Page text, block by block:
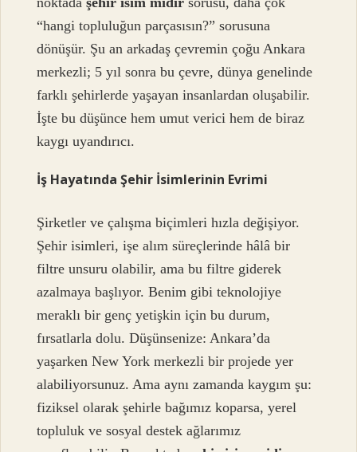
“hangi topluluğun parçasısın?” sorusuna
dönüşür. Şu an arkadaş çevremin çoğu Ankara
merkezli; 5 yıl sonra bu çevre, dünya genelinde
farklı şehirlerde yaşayan insanlardan oluşabilir.
İşte bu düşünce hem umut verici hem de biraz
kaygı uyandırıcı.
İş Hayatında Şehir İsimlerinin Evrimi
Şirketler ve çalışma biçimleri hızla değişiyor.
Şehir isimleri, işe alım süreçlerinde hâlâ bir
filtre unsuru olabilir, ama bu filtre giderek
azalmaya başlıyor. Benim gibi teknolojiye
meraklı bir genç yetişkin için bu durum,
fırsatlarla dolu. Düşünsenize: Ankara’da
yaşarken New York merkezli bir projede yer
alabiliyorsunuz. Ama aynı zamanda kaygım şu:
fiziksel olarak şehirle bağımız koparsa, yerel
topluluk ve sosyal destek ağlarımız